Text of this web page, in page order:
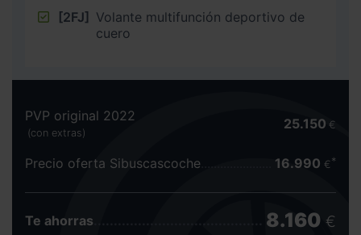
[2FJ] Volante multifunción deportivo de
cuero
PVP original 2022
(con extras)
25.150 €
Precio oferta Sibuscascoche 16.990 €
Te ahorras 8.160 €